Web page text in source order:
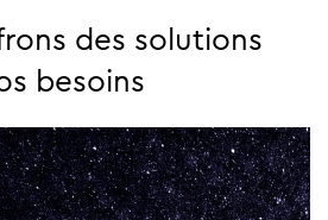
des solutions
besoins